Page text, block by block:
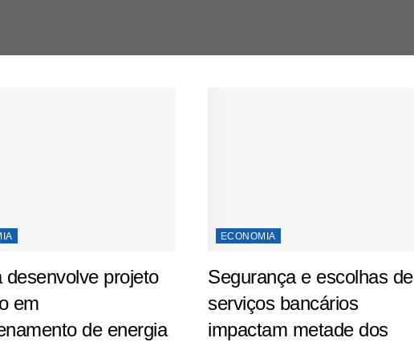
desenvolve projeto
em
de energia
ECONOMIA
Segurança e escolhas de
serviços bancários
impactam metade dos